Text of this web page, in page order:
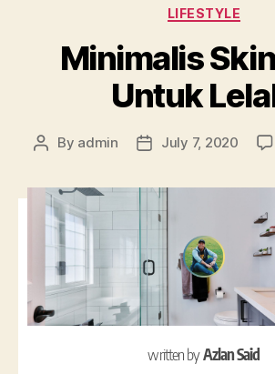
LIFESTYLE
Minimalis
Untuk
By admin July 7, 2020
written byAzlan Said